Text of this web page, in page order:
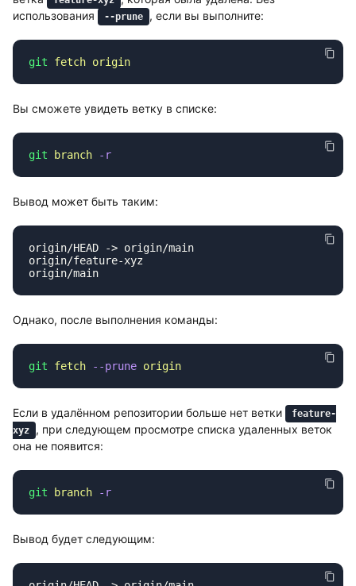
использования
--prune , если вы выполните:
git fetch
Вы сможете увидеть ветку в списке:
git branch
Вывод может быть таким:
Однако, после выполнения команды:
git fetch --prune
Если в удалённом репозитории больше нет ветки
feature-
xyz
, при следующем просмотре списка удаленных веток
она не появится:
git branch
Вывод будет следующим: